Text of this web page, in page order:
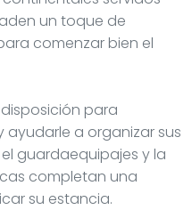
un toque de
comenzar bien el
para
ayudarle a organizar sus
guardaequipajes y la
completan una
su estancia.